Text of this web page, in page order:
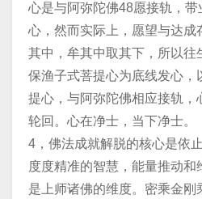
心是与阿弥陀佛48愿接轨，
心，然而实际上，愿望与达成
其中，牟其中取其下，所以往
保渔子式菩提心为底线发心，
提心，与阿弥陀佛相应接轨，
轮回。心在净士，当下净士。
4，佛法成就解脱的核心是依
度度精准的智慧，能量推动和
是上师诸佛的维度。密乘金刚